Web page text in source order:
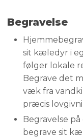
Begravelse
sit kæledyr i
følger lokale
Begrave det
væk fra
præcis
Begravelse
begrave sit